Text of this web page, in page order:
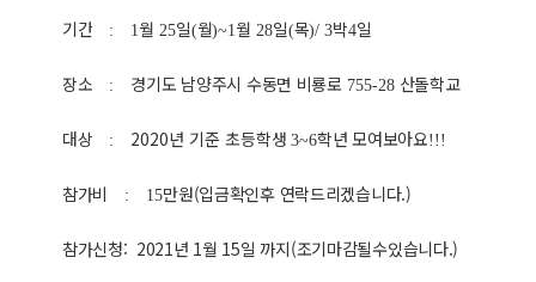
기간 : 1월 25일(월)~1월 28일(목)/ 3박4일
장소 : 경기도 남양주시 수동면 비룡로 755-28 산돌학교
대상 : 2020년 기준초등학생3~6학년 모여보아요!!!
참가비 : 15만원(입금확인후 연락드리겠습니다.)
참가신청: 2021년 1월 15일 까지(조기마감될수있습니다.)